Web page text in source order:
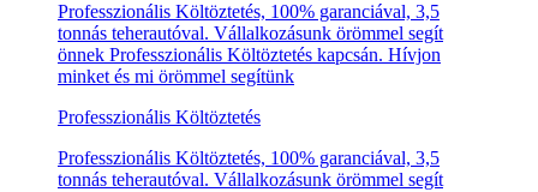
Professzionális Költöztetés, 100% garanciával, 3,5
tonnás teherautóval. Vállalkozásunk örömmel segít
önnek Professzionális Költöztetés kapcsán. Hívjon
minket és mi örömmel segítünk
Professzionális Költöztetés
Professzionális Költöztetés, 100% garanciával, 3,5
tonnás teherautóval. Vállalkozásunk örömmel segít